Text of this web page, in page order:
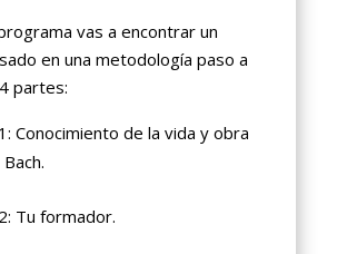
vas a encontrar un
en una metodología paso a
partes:
Conocimiento de la vida y obra
Tu formador.